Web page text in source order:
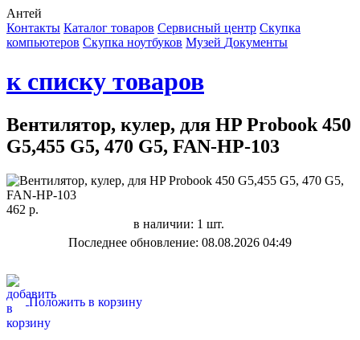
Антей
Контакты Каталог товаров Сервисный центр Cкупка
компьютеров Cкупка ноутбуков Музей Документы
к списку товаров
Вентилятор, кулер, для HP Probook 450
G5,455 G5, 470 G5, FAN-HP-103
462 р.
в наличии: 1 шт.
Последнее обновление: 08.08.2026 04:49
Положить в корзину